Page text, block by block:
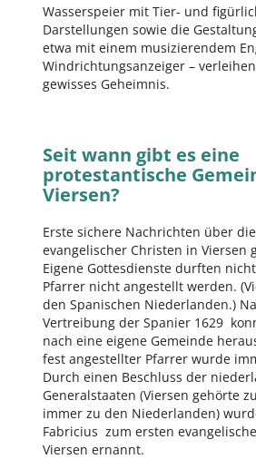
Wasserspeier mit Tier- und
Darstellungen sowie die
etwa mit einem musizierendem
Windrichtungsanzeiger –
gewisses Geheimnis.
Seit wann gibt es eine
protestantische
Viersen?
Erste sichere Nachrichten über
evangelischer Christen in Viersen
Eigene Gottesdienste durften
Pfarrer nicht angestellt werden.
den Spanischen Niederlanden.)
Vertreibung der Spanier 1629
nach eine eigene Gemeinde
fest angestellter Pfarrer wurde
Durch einen Beschluss der
Generalstaaten (Viersen gehörte
immer zu den Niederlanden)
Fabricius zum ersten
Viersen ernannt.